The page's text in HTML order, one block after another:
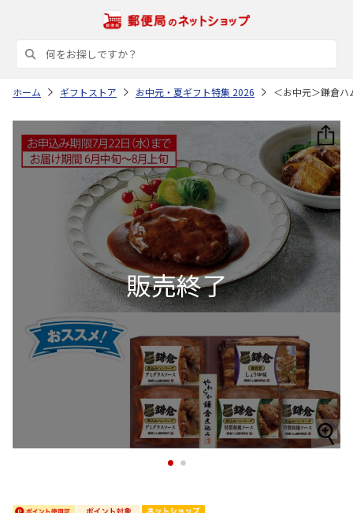
ホーム ギフトストア お中元・夏ギフト特集 2026 ＜お中元＞鎌倉
1 2